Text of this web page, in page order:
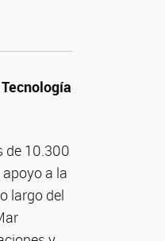
de 10.300
a la
largo del